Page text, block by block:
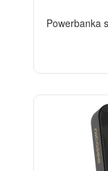
Powerbanka